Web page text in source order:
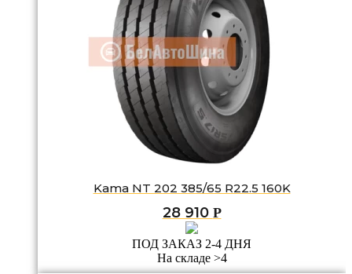
Kama NT 202 385/65 R22.5 160K
28 910 Р
ПОД ЗАКАЗ 2-4 ДНЯ
На складе >4